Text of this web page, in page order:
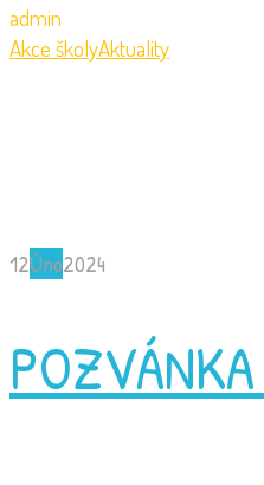
admin
Akce školyAktuality
12Úno2024